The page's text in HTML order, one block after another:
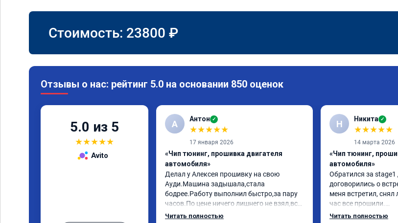
Стоимость: 23800 ₽
Отзывы о нас: рейтинг 5.0 на основании 850 оценок
5.0 из 5
★★★★★
Avito
А Антон ✓
★★★★★
17 января 2026
«Чип тюнинг, прошивка двигателя
автомобиля»
Делал у Алексея прошивку на свою
Ауди.Машина задышала,стала
бодрее.Работу выполнил быстро,за пару
часов.По цене ничего лишнего не взял,всё
как договаривались заранее.После
Читать полностью
Н Никита ✓
★★★★★
14 марта 2026
«Чип тюнинг,
автомобиля»
Обратился за stage1
договорились о
меня встретил,
час все прошили.
Арман спасибо тебе
Читать полностью